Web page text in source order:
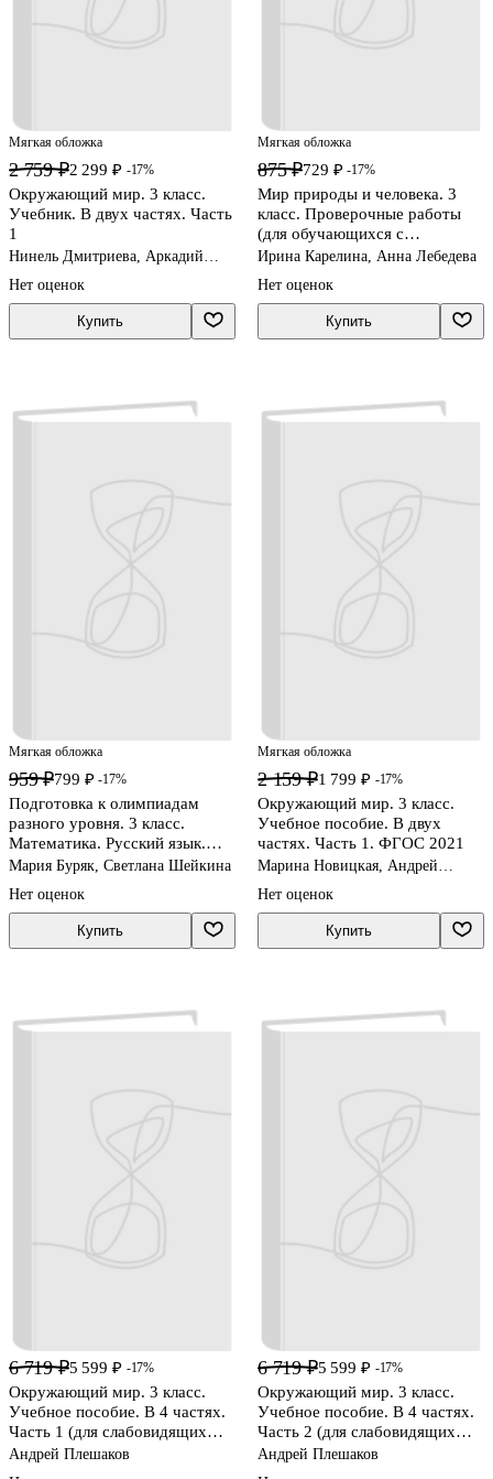
Мягкая обложка
2 759 ₽2 299 ₽ -17%
Окружающий мир. 3 класс.
Учебник. В двух частях. Часть
1
Нинель Дмитриева, Аркадий
Нет оценок
Купить
Мягкая обложка
875 ₽729 ₽ -17%
Мир природы и человека. 3
класс. Проверочные работы
(для обучающихся с
интеллектуальными
Ирина Карелина, Анна Лебедева
Нет оценок
Купить
Мягкая обложка
959 ₽799 ₽ -17%
Подготовка к олимпиадам
разного уровня. 3 класс.
Математика. Русский язык.
Литературное чтение.
Мария Буряк, Светлана Шейкина
Нет оценок
Купить
Мягкая обложка
2 159 ₽1 799 ₽ -17%
Окружающий мир. 3 класс.
Учебное пособие. В двух
частях. Часть 1. ФГОС 2021
Марина Новицкая, Андрей
Нет оценок
Купить
6 719 ₽5 599 ₽ -17%
Окружающий мир. 3 класс.
Учебное пособие. В 4 частях.
Часть 1 (для слабовидящих
обучающихся)
Андрей Плешаков
6 719 ₽5 599 ₽ -17%
Окружающий мир. 3 класс.
Учебное пособие. В 4 частях.
Часть 2 (для слабовидящих
обучающихся)
Андрей Плешаков